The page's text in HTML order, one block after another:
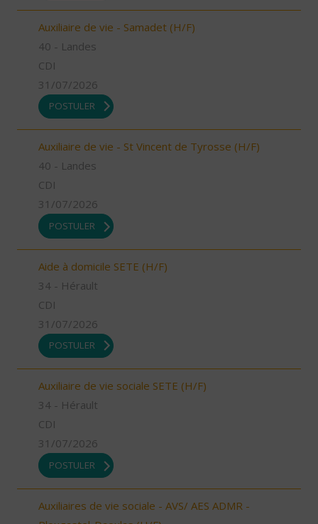
Auxiliaire de vie - Samadet (H/F)
40 - Landes
CDI
31/07/2026
POSTULER
Auxiliaire de vie - St Vincent de Tyrosse (H/F)
40 - Landes
CDI
31/07/2026
POSTULER
Aide à domicile SETE (H/F)
34 - Hérault
CDI
31/07/2026
POSTULER
Auxiliaire de vie sociale SETE (H/F)
34 - Hérault
CDI
31/07/2026
POSTULER
Auxiliaires de vie sociale - AVS/ AES ADMR -